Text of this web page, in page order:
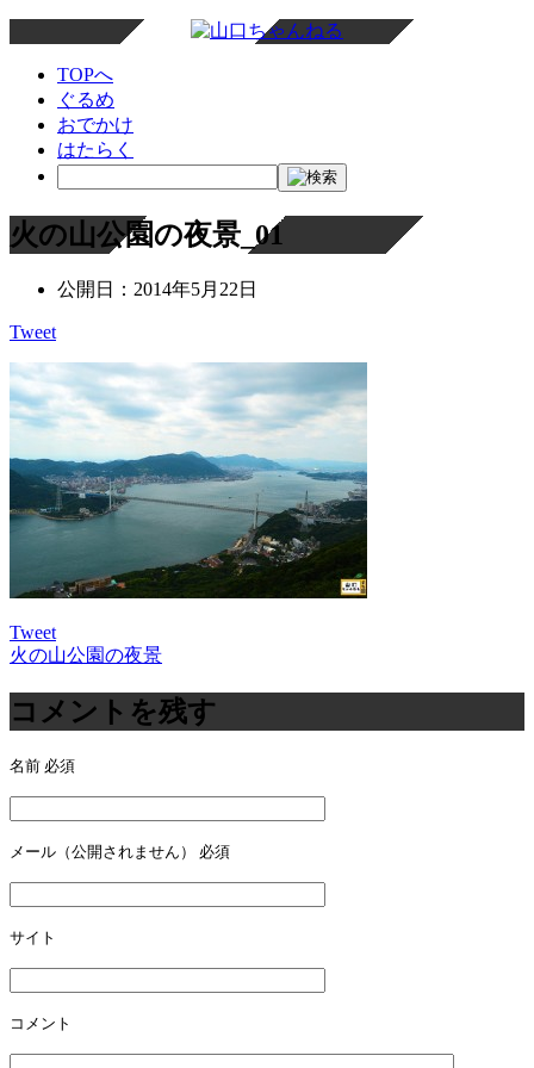
TOPへ
ぐるめ
おでかけ
はたらく
火の山公園の夜景_01
公開日： 2014年5月22日
Tweet
Tweet
投
稿
ナ
ビ
ゲ
ー
シ
ョ
ン
火の山公園の夜景
コメントを残す
名前 必須
メール（公開されません） 必須
サイト
コメント